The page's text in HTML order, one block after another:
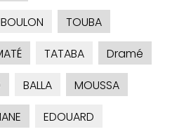
TOUBA
TATABA
Dramé
BALLA
MOUSSA
EDOUARD